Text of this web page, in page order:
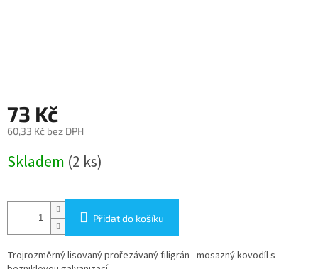
73 Kč
60,33 Kč bez DPH
cena:
Skladem (2 ks)
Přidat do košíku
Trojrozměrný lisovaný prořezávaný filigrán - mosazný kovodíl s